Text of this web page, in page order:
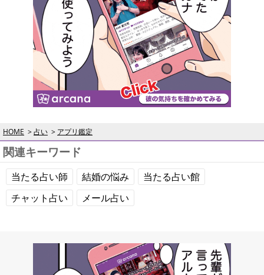
HOME 占い アプリ鑑定
関連キーワード
当たる占い師 結婚の悩み
当たる占い館
チャット占い
メール占い